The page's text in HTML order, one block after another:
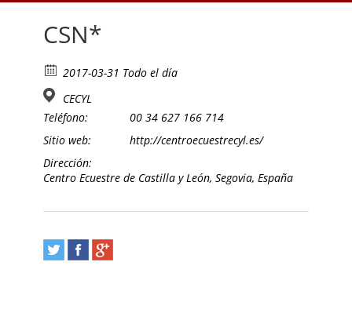
CSN*
2017-03-31 Todo el día
CECYL
Teléfono:
00 34 627 166 714
Sitio web:
http://centroecuestrecyl.es/
Dirección:
Centro Ecuestre de Castilla y León, Segovia, España